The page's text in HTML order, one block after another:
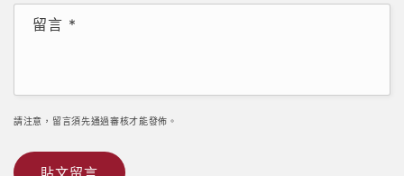
留言 *
請注意，留言須先通過審核才能發佈。